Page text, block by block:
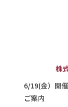
株
6/19(金）開
ご案内